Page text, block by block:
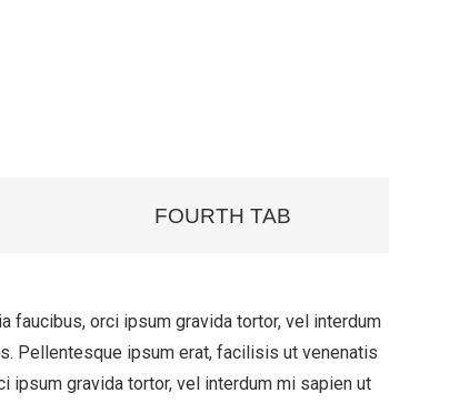
FOURTH TAB
orci ipsum gravida tortor, vel interdum
Pellentesque ipsum erat, facilisis ut venenatis
gravida tortor, vel interdum mi sapien ut